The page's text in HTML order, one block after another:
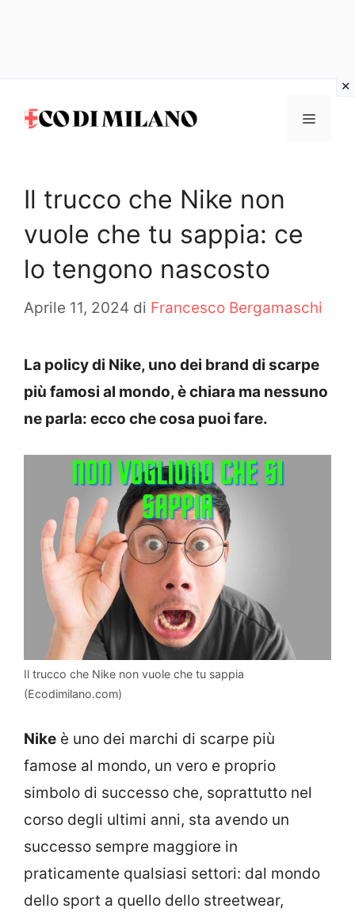
MENU
Il trucco che Nike non
vuole che tu sappia: ce
lo tengono nascosto
Aprile 11, 2024 di Francesco Bergamaschi
La policy di Nike, uno dei brand di scarpe
più famosi al mondo, è chiara ma nessuno
ne parla: ecco che cosa puoi fare.
Il trucco che Nike non vuole che tu sappia
(Ecodimilano.com)
Nike è uno dei marchi di scarpe più
famose al mondo, un vero e proprio
simbolo di successo che, soprattutto nel
corso degli ultimi anni, sta avendo un
successo sempre maggiore in
praticamente qualsiasi settori: dal mondo
dello sport a quello dello streetwear,